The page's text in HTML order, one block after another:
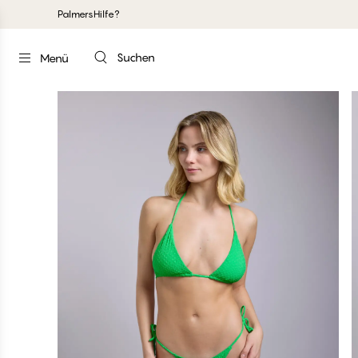
PalmersHilfe?
Menü Suchen